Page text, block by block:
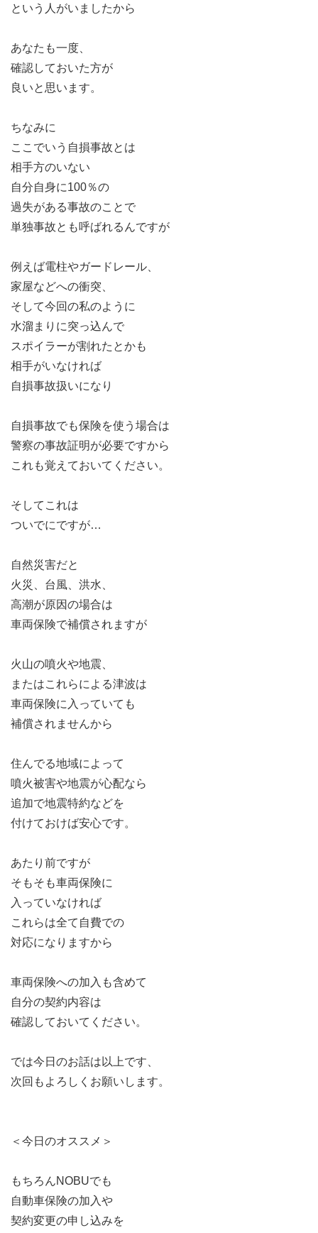
という人がいましたから
あなたも一度、
確認しておいた方が
良いと思います。
ちなみに
ここでいう自損事故とは
相手方のいない
自分自身に100％の
過失がある事故のことで
単独事故とも呼ばれるんですが
例えば電柱やガードレール、
家屋などへの衝突、
そして今回の私のように
水溜まりに突っ込んで
スポイラーが割れたとかも
相手がいなければ
自損事故扱いになり
自損事故でも保険を使う場合は
警察の事故証明が必要ですから
これも覚えておいてください。
そしてこれは
ついでにですが…
自然災害だと
火災、台風、洪水、
高潮が原因の場合は
車両保険で補償されますが
火山の噴火や地震、
またはこれらによる津波は
車両保険に入っていても
補償されませんから
住んでる地域によって
噴火被害や地震が心配なら
追加で地震特約などを
付けておけば安心です。
あたり前ですが
そもそも車両保険に
入っていなければ
これらは全て自費での
対応になりますから
車両保険への加入も含めて
自分の契約内容は
確認しておいてください。
では今日のお話は以上です、
次回もよろしくお願いします。
＜今日のオススメ＞
もちろんNOBUでも
自動車保険の加入や
契約変更の申し込みを